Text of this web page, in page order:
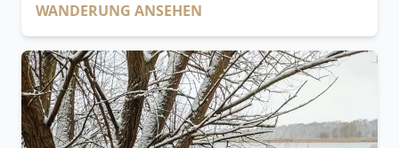
WANDERUNG ANSEHEN